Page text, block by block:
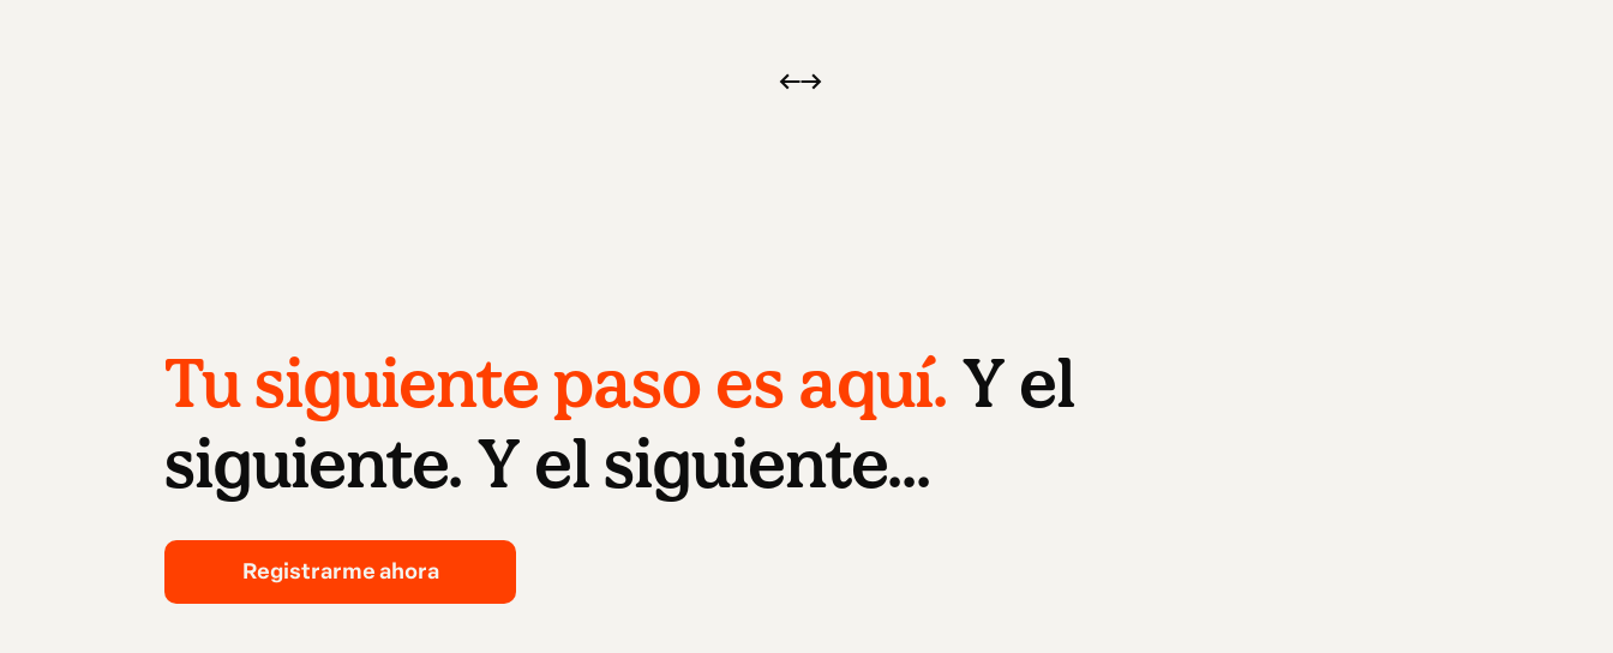
Tu siguiente paso es aquí. Y el
siguiente. Y el siguiente...
Registrarme ahora